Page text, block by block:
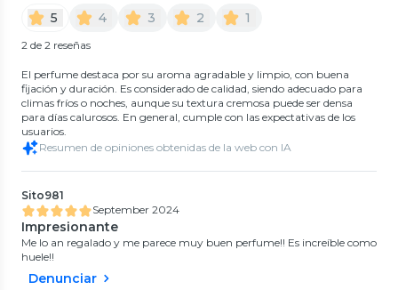
5 4 3 2 1
2 de 2 reseñas
El perfume destaca por su aroma agradable y limpio, con buena
fijación y duración. Es considerado de calidad, siendo adecuado para
climas fríos o noches, aunque su textura cremosa puede ser densa
para días calurosos. En general, cumple con las expectativas de los
usuarios.
Resumen de opiniones obtenidas de la web con IA
Sito981
September 2024
Impresionante
Me lo an regalado y me parece muy buen perfume!! Es increíble como
huele!!
Denunciar